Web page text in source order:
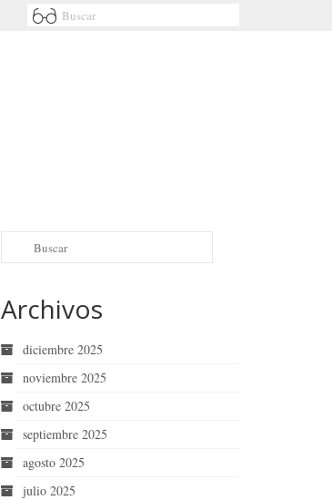
Archivos
diciembre 2025
noviembre 2025
octubre 2025
septiembre 2025
agosto 2025
julio 2025